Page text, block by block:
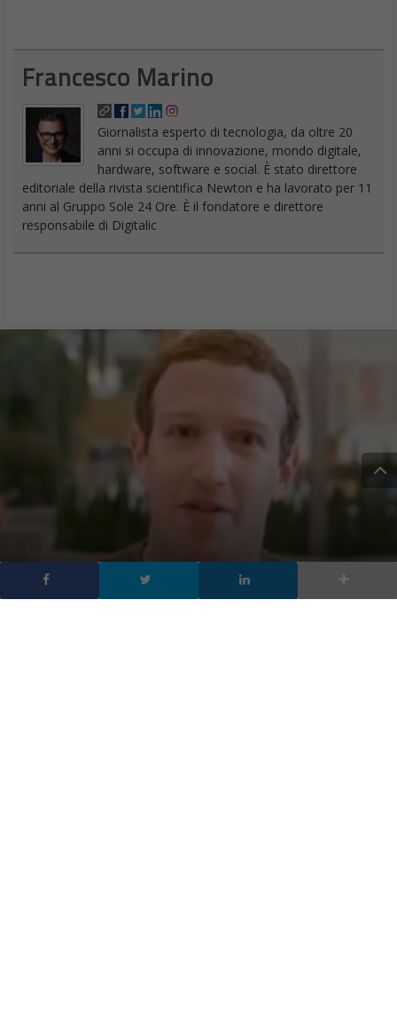
Francesco Marino
Giornalista esperto di tecnologia, da oltre 20
anni si occupa di innovazione, mondo digitale,
hardware, software e social. È stato direttore
editoriale della rivista scientifica Newton e ha lavorato per 11
anni al Gruppo Sole 24 Ore. È il fondatore e direttore
responsabile di Digitalic